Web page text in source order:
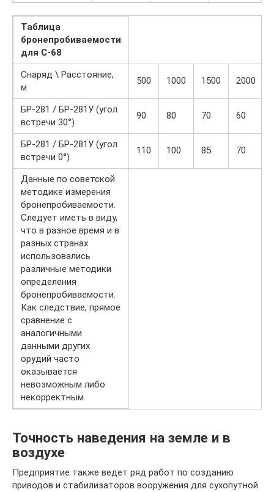
Таблица
бронепробиваемости
для C-68
Снаряд \ Расстояние,
м
500 1000 1500 2000
БР-281 / БР-281У (угол
встречи 30°)
90 80 70 60
БР-281 / БР-281У (угол
встречи 0°)
110 100 85 70
Данные по советской
методике измерения
бронепробиваемости.
Следует иметь в виду,
что в разное время и в
разных странах
использовались
различные методики
определения
бронепробиваемости.
Как следствие, прямое
сравнение с
аналогичными
данными других
орудий часто
оказывается
невозможным либо
некорректным.
Точность наведения на земле и в
воздухе
Предприятие также ведет ряд работ по созданию
приводов и стабилизаторов вооружения для сухопутной